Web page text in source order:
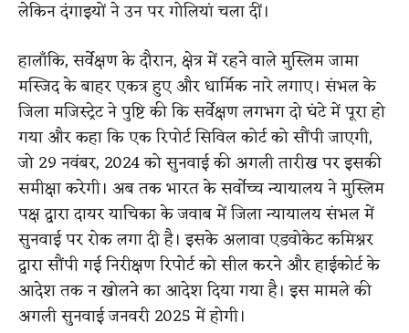
लेकिन दंगाइयों ने उन पर गोलियां चला दीं।
हालाँकि, सर्वेक्षण के दौरान, क्षेत्र में रहने वाले मुस्लिम जामा
मस्जिद के बाहर एकत्र हुए और धार्मिक नारे लगाए। संभल के
जिला मजिस्ट्रेट ने पुष्टि की कि सर्वेक्षण लगभग दो घंटे में पूरा हो
गया और कहा कि एक रिपोर्ट सिविल कोर्ट को सौंपी जाएगी,
जो 29 नवंबर, 2024 को सुनवाई की अगली तारीख पर इसकी
समीक्षा करेगी। अब तक भारत के सर्वोच्च न्यायालय ने मुस्लिम
पक्ष द्वारा दायर याचिका के जवाब में जिला न्यायालय संभल में
सुनवाई पर रोक लगा दी है। इसके अलावा एडवोकेट कमिश्नर
द्वारा सौंपी गई निरीक्षण रिपोर्ट को सील करने और हाईकोर्ट के
आदेश तक न खोलने का आदेश दिया गया है। इस मामले की
अगली सुनवाई जनवरी 2025 में होगी।